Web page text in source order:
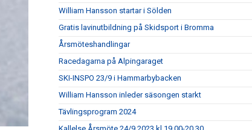
William Hansson startar i Sölden
Gratis lavinutbildning på Skidsport i Bromma
Årsmöteshandlingar
Racedagarna på Alpingaraget
SKI-INSPO 23/9 i Hammarbybacken
William Hansson inleder säsongen starkt
Tävlingsprogram 2024